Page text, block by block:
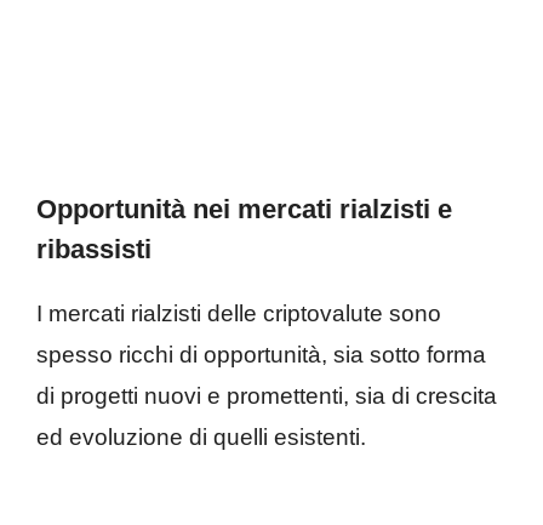
Opportunità nei mercati rialzisti e
ribassisti
I mercati rialzisti delle criptovalute sono
spesso ricchi di opportunità, sia sotto forma
di progetti nuovi e promettenti, sia di crescita
ed evoluzione di quelli esistenti.